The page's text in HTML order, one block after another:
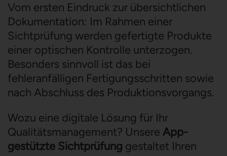
Vom ersten Eindruck zur übersichtlichen
Dokumentation: Im Rahmen einer
Sichtprüfung werden gefertigte Produkte
einer optischen Kontrolle unterzogen.
Besonders sinnvoll ist das bei
fehleranfälligen Fertigungsschritten sowie
nach Abschluss des Produktionsvorgangs.
Wozu eine digitale Lösung für Ihr
Qualitätsmanagement? Unsere App-
gestützte Sichtprüfung gestaltet Ihren